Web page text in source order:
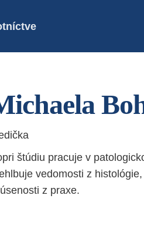
štúdiu pracuje v
vedomosti z
z praxe.